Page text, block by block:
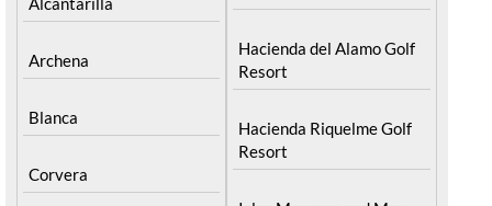
Archena
Blanca
Corvera
Hacienda del Alamo Golf
Resort
Hacienda Riquelme Golf
Resort